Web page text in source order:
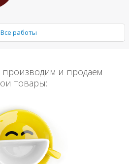
Все работы
и продаем
товары: